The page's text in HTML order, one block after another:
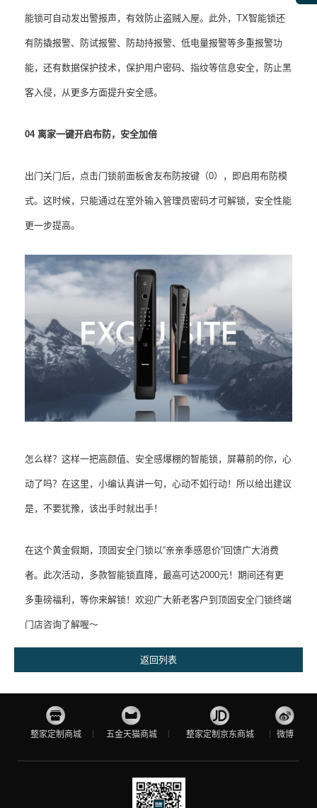
能锁可自动发出警报声，有效防止盗贼入屋。此外，TX智能锁还
有防撬报警、防试报警、防劫持报警、低电量报警等多重报警功
能，还有数据保护技术，保护用户密码、指纹等信息安全，防止黑
客入侵，从更多方面提升安全感。
04 离家一键开启布防，安全加倍
出门关门后，点击门锁前面板舍友布防按键（0），即启用布防模
式。这时候，只能通过在室外输入管理员密码才可解锁，安全性能
更一步提高。
怎么样？这样一把高颜值、安全感爆棚的智能锁，屏幕前的你，心
动了吗？在这里，小编认真讲一句，心动不如行动！所以给出建议
是，不要犹豫，该出手时就出手！
在这个黄金假期，顶固安全门锁以“亲亲季感恩价”回馈广大消费
者。此次活动，多款智能锁直降，最高可达2000元！期间还有更
多重磅福利，等你来解锁！欢迎广大新老客户到顶固安全门锁终端
门店咨询了解喔～
返回列表
整家定制商城 五金天猫商城 整家定制京东商城 微博